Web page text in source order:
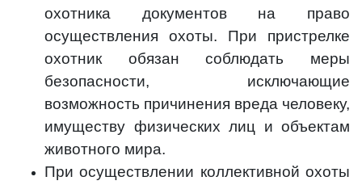
охотника документов на право
осуществления охоты. При пристрелке
охотник обязан соблюдать меры
безопасности, исключающие
возможность причинения вреда человеку,
имуществу физических лиц и объектам
животного мира.
При осуществлении коллективной охоты